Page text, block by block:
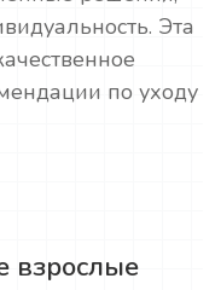
Эта
по уходу
взрослые